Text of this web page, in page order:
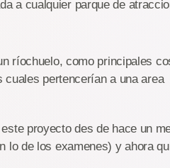
a cualquier parque de
ríochuelo, como principales
cuales pertencerían a una area
proyecto des de hace un
lo de los examenes) y ahora